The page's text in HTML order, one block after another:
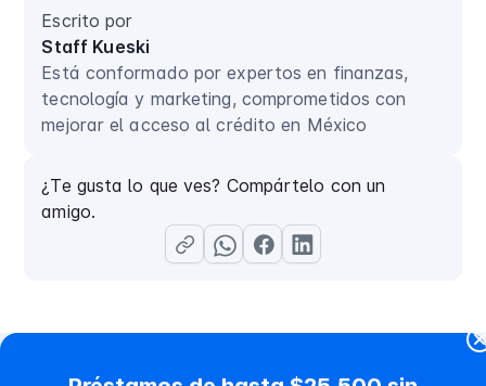
Escrito por
Staff Kueski
Está conformado por expertos en finanzas,
tecnología y marketing, comprometidos con
mejorar el acceso al crédito en México
¿Te gusta lo que ves? Compártelo con un
amigo.